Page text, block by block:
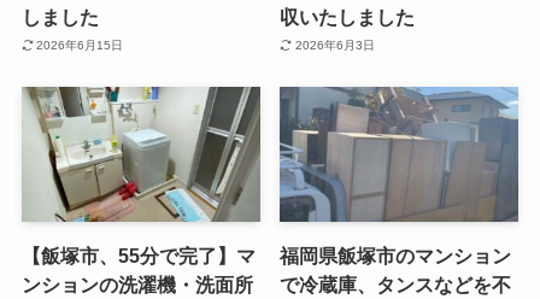
しました
2026年6月15日
収いたしました
2026年6月3日
【飯塚市、55分で完了】マ
ンションの洗濯機・洗面所
福岡県飯塚市のマンション
で冷蔵庫、タンスなどを不